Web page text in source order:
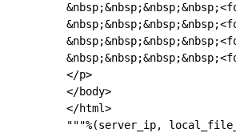
        </p>
        </body>
        </html>
"""%(server_ip,